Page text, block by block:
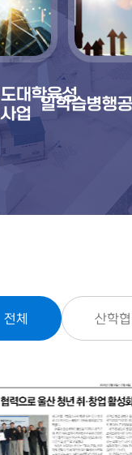
대학육성
업
일학습병행
전체 산학